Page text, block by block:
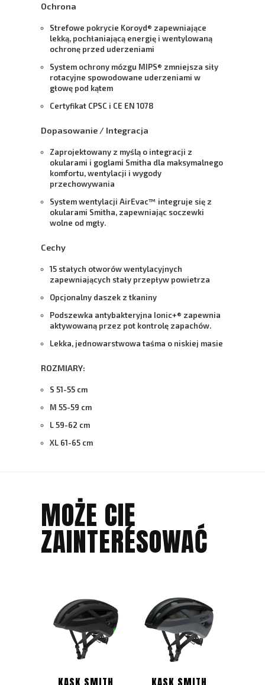
Ochrona
Strefowe pokrycie Koroyd® zapewniające
lekką, pochłaniającą energię i wentylowaną
ochronę przed uderzeniami
System ochrony mózgu MIPS® zmniejsza siły
rotacyjne spowodowane uderzeniami w
głowę pod kątem
Certyfikat CPSC i CE EN 1078
Dopasowanie / Integracja
Zaprojektowany z myślą o integracji z
okularami i goglami Smitha dla maksymalnego
komfortu, wentylacji i wygody
przechowywania
System wentylacji AirEvac™ integruje się z
okularami Smitha, zapewniając soczewki
wolne od mgły.
Cechy
15 stałych otworów wentylacyjnych
zapewniających stały przepływ powietrza
Opcjonalny daszek z tkaniny
Podszewka antybakteryjna Ionic+® zapewnia
aktywowaną przez pot kontrolę zapachów.
Lekka, jednowarstwowa taśma o niskiej masie
ROZMIARY:
S 51-55 cm
M 55-59 cm
L59-62 cm
XL 61-65 cm
MOŻE CIĘ
ZAINTERESOWAĆ